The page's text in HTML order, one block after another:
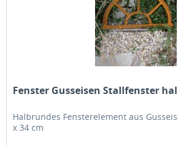
Fenster Gusseisen Stallfenster
Halbrundes Fensterelement aus
x 34 cm